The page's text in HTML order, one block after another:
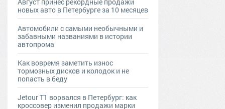
новых авто в Петербурге за 10 месяцев
Автомобили с самыми необычными и
забавными названиями в истории
автопрома
Как вовремя заметить износ
тормозных дисков и колодок и не
попасть в беду
Jetour T1 ворвался в Петербург: как
кроссовер изменил продажи марки